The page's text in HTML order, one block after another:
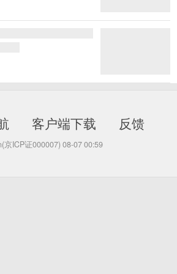
客户端下载 反馈
京ICP证000007) 08-07 00:59